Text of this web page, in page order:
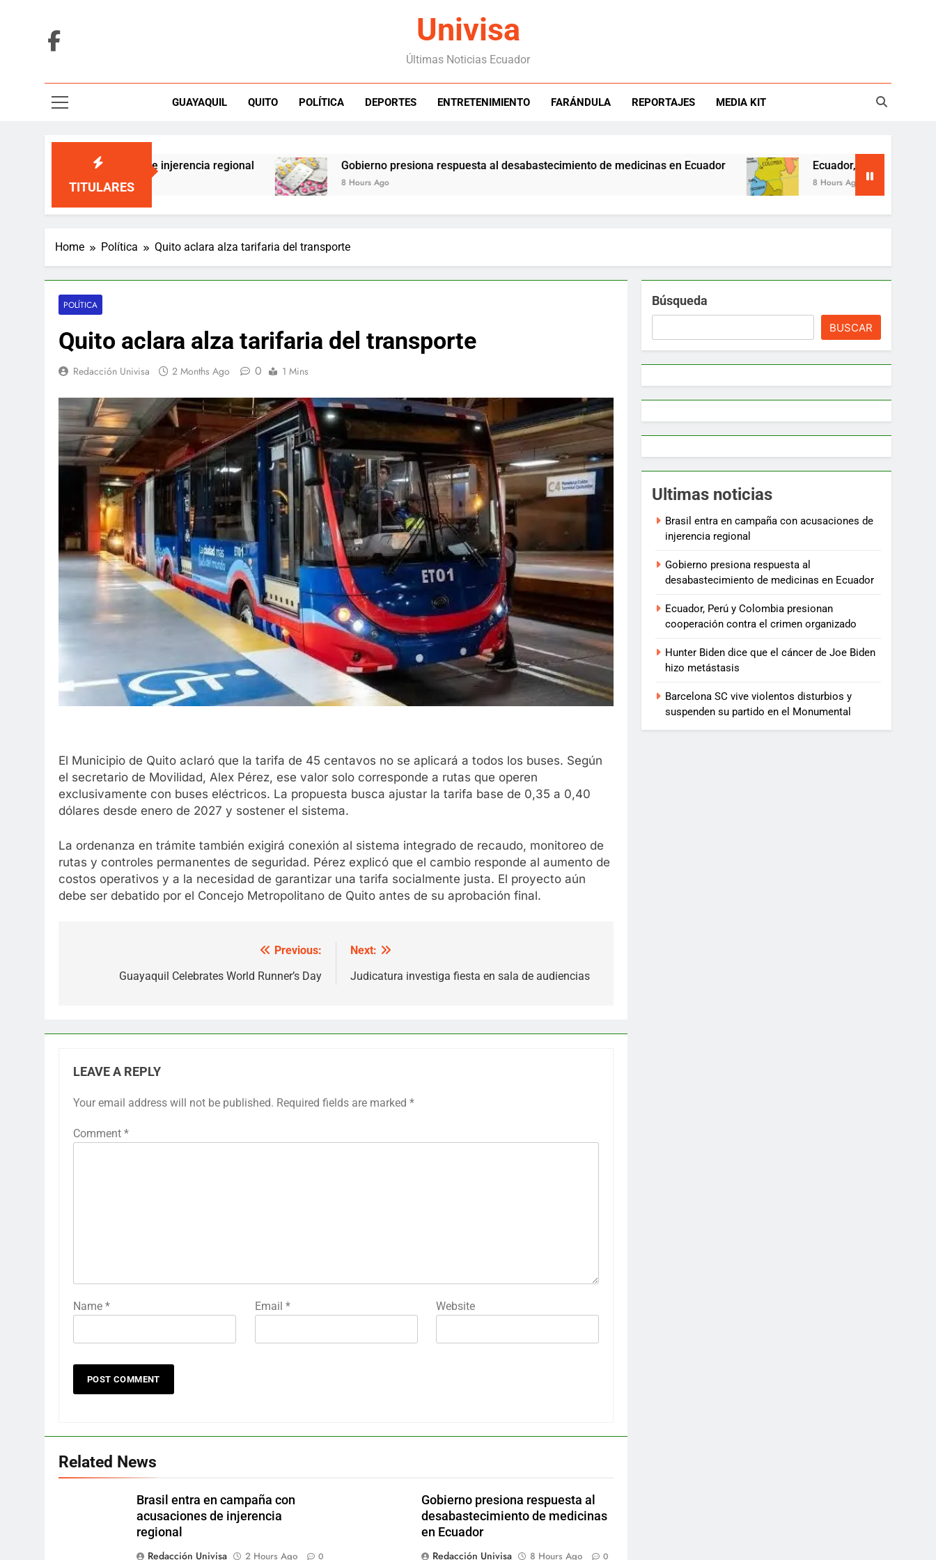
Univisa
Últimas Noticias Ecuador
GUAYAQUIL QUITO POLÍTICA DEPORTES ENTRETENIMIENTO FARÁNDULA REPORTAJES MEDIA KIT
TITULARES
con acusaciones de injerencia regional Gobierno presiona respuesta al desabastecimiento de medicinas en Ecuador
8 Hours Ago
Ecuador, Perú y Colombia
8 Hours Ago
Home Política Quito aclara alza tarifaria del transporte
POLÍTICA
Quito aclara alza tarifaria del transporte
Redacción Univisa 2 Months Ago 0 1 Mins
El Municipio de Quito aclaró que la tarifa de 45 centavos no se aplicará a todos los buses. Según
el secretario de Movilidad, Alex Pérez, ese valor solo corresponde a rutas que operen
exclusivamente con buses eléctricos. La propuesta busca ajustar la tarifa base de 0,35 a 0,40
dólares desde enero de 2027 y sostener el sistema.
La ordenanza en trámite también exigirá conexión al sistema integrado de recaudo, monitoreo de
rutas y controles permanentes de seguridad. Pérez explicó que el cambio responde al aumento de
costos operativos y a la necesidad de garantizar una tarifa socialmente justa. El proyecto aún
debe ser debatido por el Concejo Metropolitano de Quito antes de su aprobación final.
navigation
Previous:
Guayaquil Celebrates World Runner’s Day
Next:
Judicatura investiga fiesta en sala de audiencias
LEAVE A REPLY
Your email address will not be published. Required fields are marked *
Comment *
Name * Email * Website
Related News
Brasil entra en campaña con
acusaciones de injerencia
regional
Redacción Univisa
2 Hours Ago 0
Gobierno presiona respuesta al
desabastecimiento de medicinas
en Ecuador
Redacción Univisa
8 Hours Ago 0
Búsqueda
BUSCAR
Ultimas noticias
Brasil entra en campaña con acusaciones de
injerencia regional
Gobierno presiona respuesta al
desabastecimiento de medicinas en Ecuador
Ecuador, Perú y Colombia presionan
cooperación contra el crimen organizado
Hunter Biden dice que el cáncer de Joe Biden
hizo metástasis
Barcelona SC vive violentos disturbios y
suspenden su partido en el Monumental